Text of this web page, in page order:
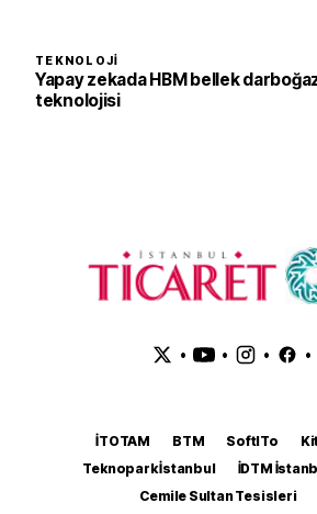
TEKNOLOJI
Yapay zekada HBM bellek
teknolojisi
• • • •
İTOTAM BTM SoftITo
Teknopark İstanbul
İDTM
Cemile Sultan Tesisleri